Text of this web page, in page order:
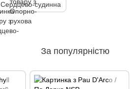
Сердцево-судинна
За популярністю